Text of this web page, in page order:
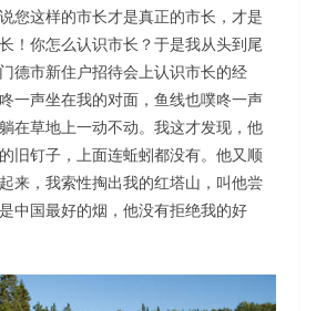
您这样的市长才是真正的市长，才是
！你怎么认识市长？于是我从头到尾
德市新住户招待会上认识市长的经
一声坐在我的对面，鱼线也噗咚一声
在草地上一动不动。我这才发现，他
旧钉子，上面连蚯蚓都没有。他又顺
来，我索性掏出我的红塔山，叫他尝
中国最好的烟，他没有拒绝我的好